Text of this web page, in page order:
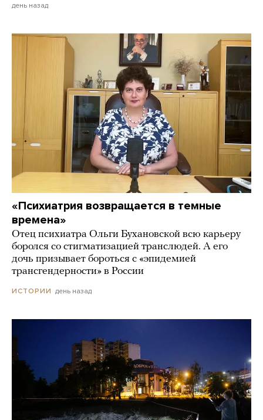
день назад
«Психиатрия возвращается в темные
времена»
Отец психиатра Ольги Бухановской всю карьеру
боролся со стигматизацией транслюдей. А его
дочь призывает бороться с «эпидемией
трансгендерности» в России
ИСТОРИИ день назад